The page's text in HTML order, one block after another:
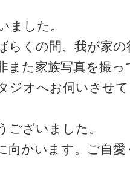
ました。
らくの間、我が家の
また家族写真を撮っ
ジオへお伺いさせ
ございました。
向かいます。ご自愛